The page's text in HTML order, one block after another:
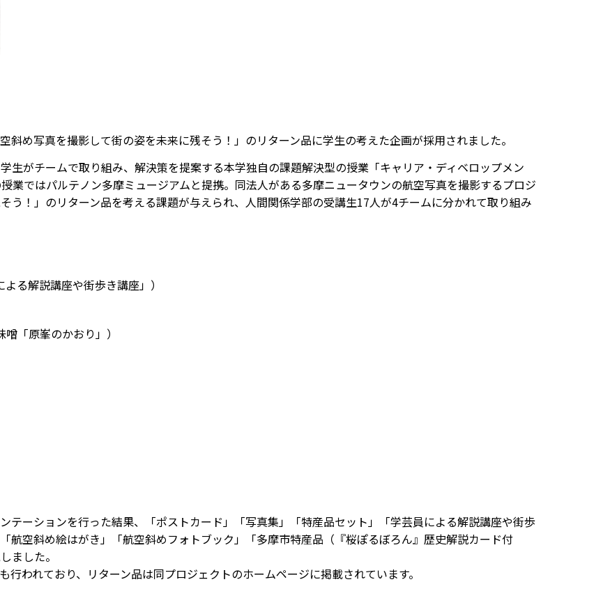
斜め写真を撮影して街の姿を未来に残そう！」のリターン品に学生の考えた企画が採用されました。
生がチームで取り組み、解決策を提案する本学独自の課題解決型の授業「キャリア・ディベロップメン
業ではパルテノン多摩ミュージアムと提携。同法人がある多摩ニュータウンの航空写真を撮影するプロジ
う！」のリターン品を考える課題が与えられ、人間関係学部の受講生17人が4チームに分かれて取り組み
る解説講座や街歩き講座」）
「原峯のかおり」）
テーションを行った結果、「ポストカード」「写真集」「特産品セット」「学芸員による解説講座や街歩
航空斜め絵はがき」「航空斜めフォトブック」「多摩市特産品（『桜ぽるぼろん』歴史解説カード付
ました。
われており、リターン品は同プロジェクトのホームページに掲載されています。